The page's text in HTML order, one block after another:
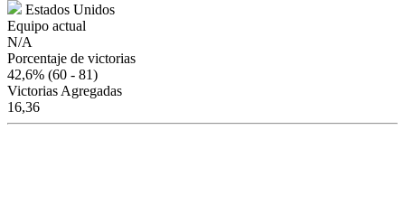
Estados Unidos
Equipo actual
N/A
Porcentaje de victorias
42,6% (60 - 81)
Victorias Agregadas
16,36